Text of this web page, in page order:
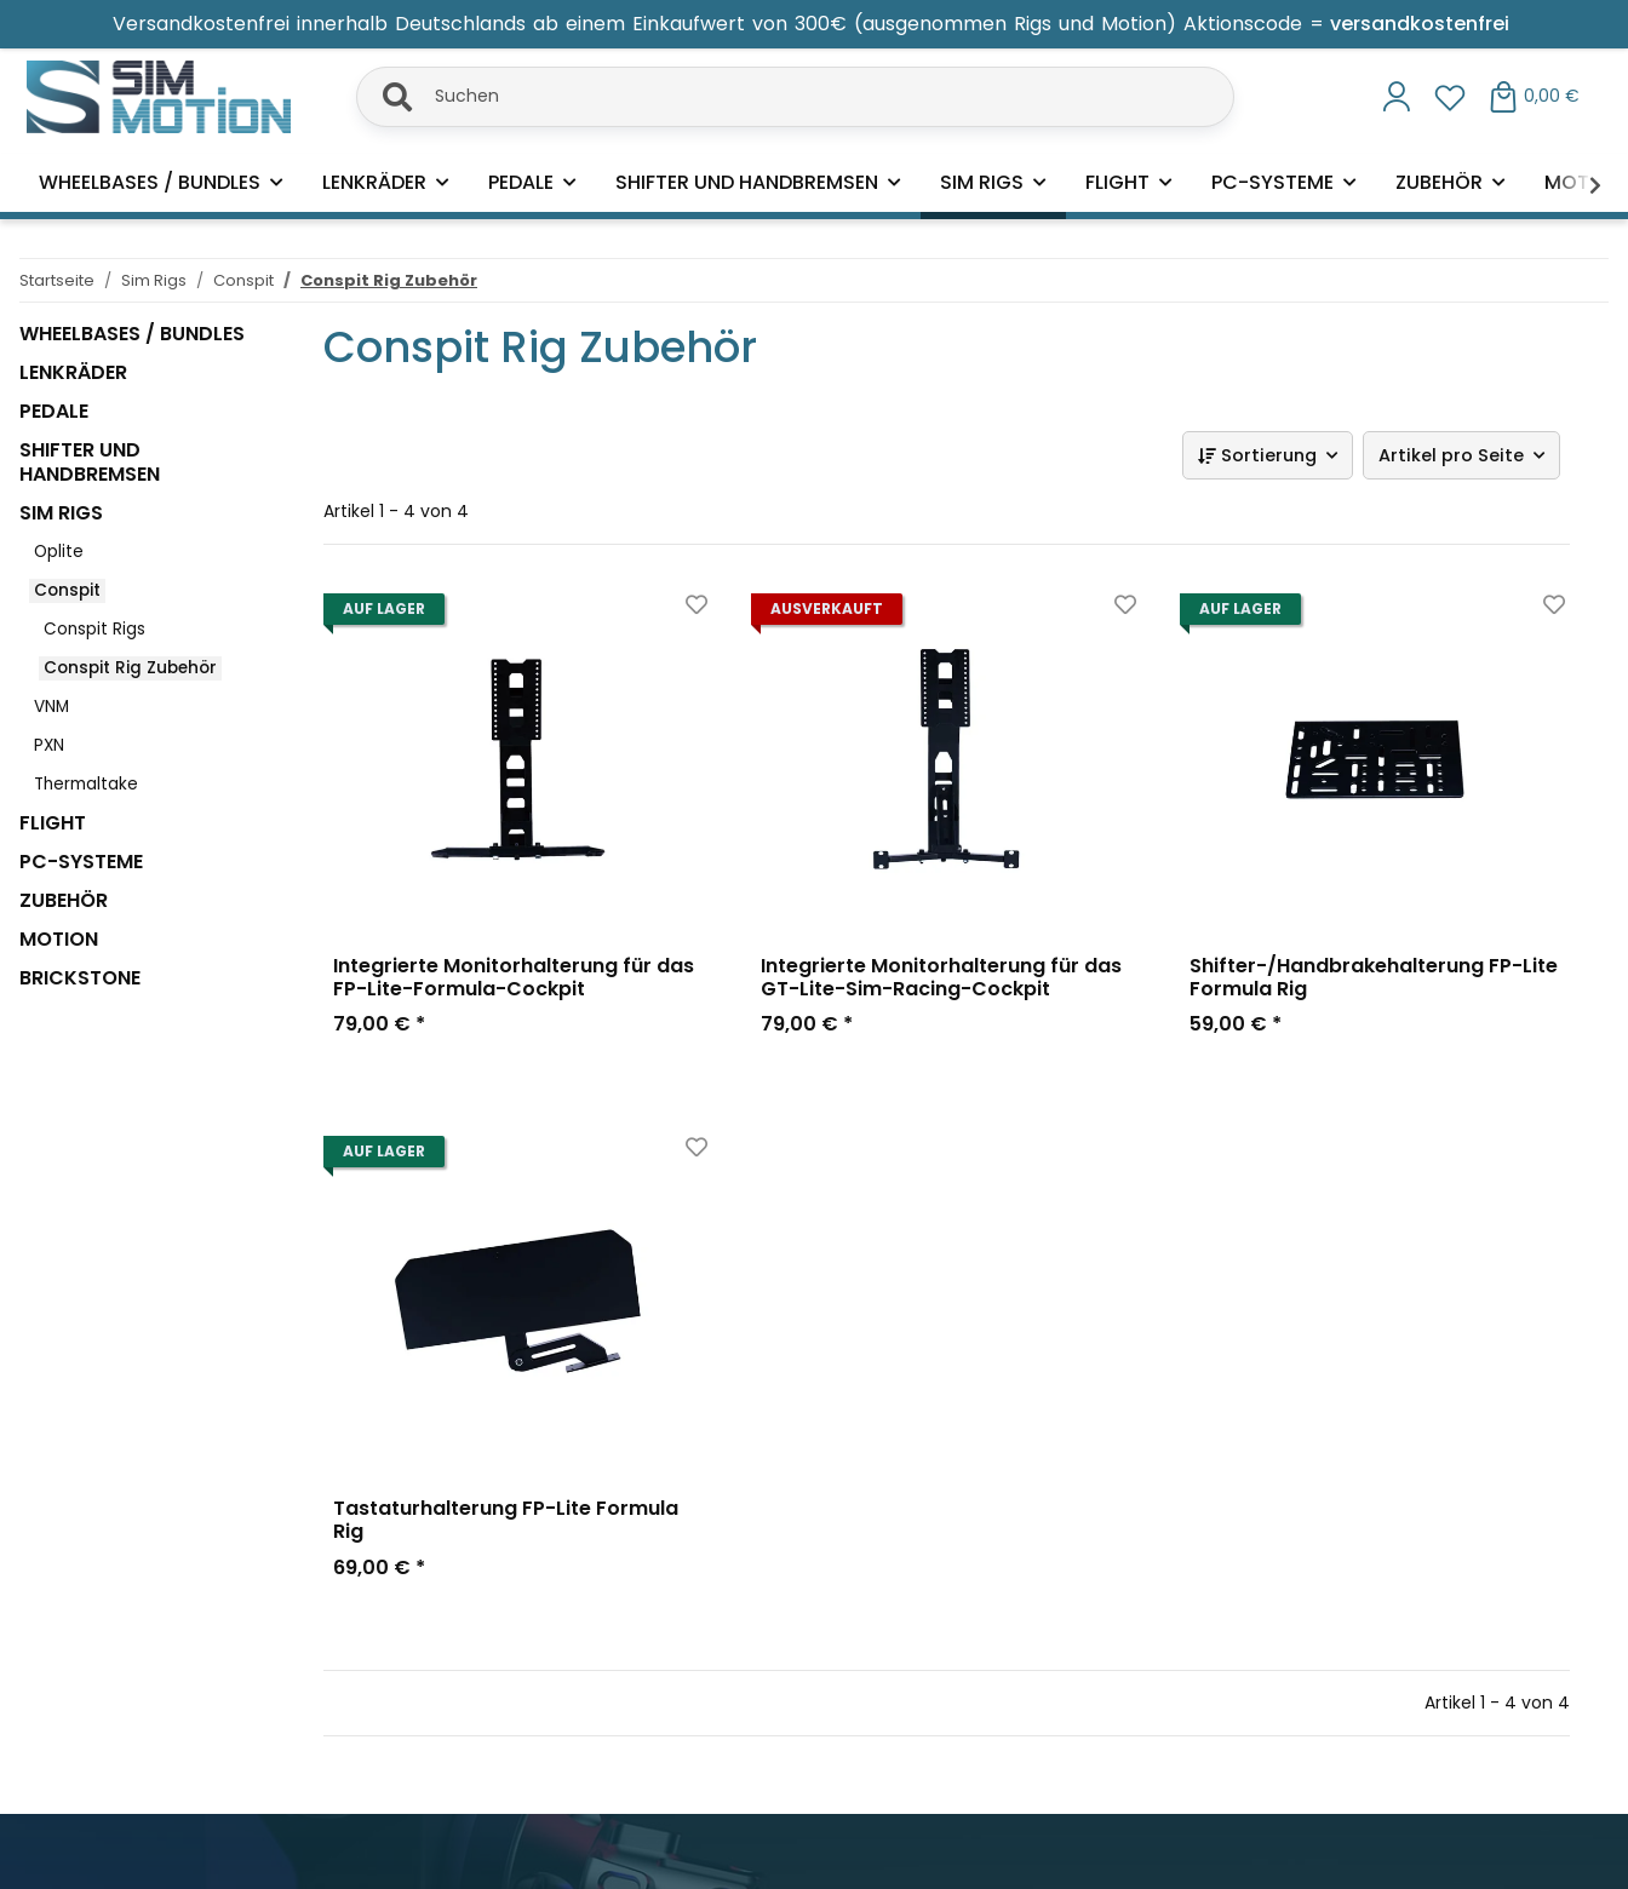
Versandkostenfrei innerhalb Deutschlands ab einem Einkaufwert von 300€ (ausgenommen Rigs und Motion) Aktionscode = versandkostenfrei
„Versand aus Deutschland", „Deutscher Support", „2 Jahre Garantie"
0,00 €
WHEELBASES / BUNDLES LENKRÄDER PEDALE SHIFTER UND HANDBREMSEN SIM RIGS FLIGHT PC-SYSTEME ZUBEHÖR MOTION
Startseite Sim Rigs Conspit Conspit Rig Zubehör
Conspit Rig Zubehör
Sortierung Artikel pro Seite
Artikel 1 - 4 von 4
AUF LAGER
Integrierte Monitorhalterung für das
FP-Lite-Formula-Cockpit
79,00 € *
AUSVERKAUFT
Integrierte Monitorhalterung für das
GT-Lite-Sim-Racing-Cockpit
79,00 € *
AUF LAGER
Shifter-/Handbrakehalterung FP-Lite
Formula Rig
59,00 € *
AUF LAGER
Tastaturhalterung FP-Lite Formula
Rig
69,00 € *
Artikel 1 - 4 von 4
WHEELBASES / BUNDLES
LENKRÄDER
PEDALE
SHIFTER UND
HANDBREMSEN
SIM RIGS
Oplite
Conspit
Conspit Rigs
Conspit Rig Zubehör
VNM
PXN
Thermaltake
FLIGHT
PC-SYSTEME
ZUBEHÖR
MOTION
BRICKSTONE